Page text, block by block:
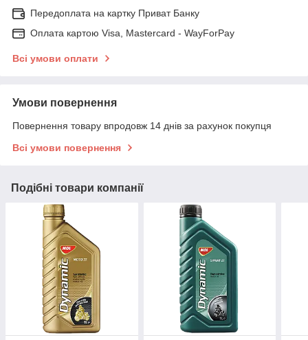
Передоплата на картку Приват Банку
Оплата картою Visa, Mastercard - WayForPay
Всі умови оплати
Умови повернення
Повернення товару впродовж 14 днів за рахунок покупця
Всі умови повернення
Подібні товари компанії